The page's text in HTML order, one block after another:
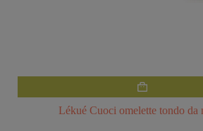
Lékué Cuoci omelette tondo da